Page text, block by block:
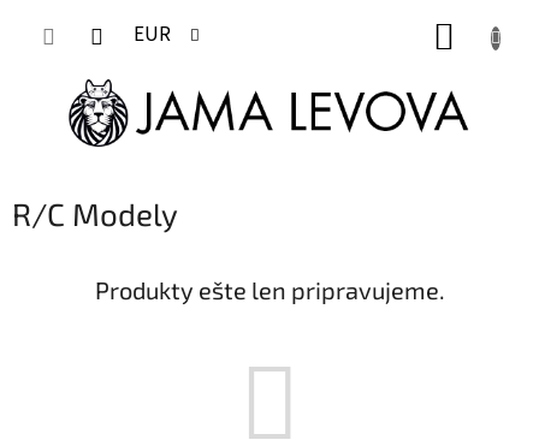
EUR
R/C Modely
Produkty ešte len pripravujeme.